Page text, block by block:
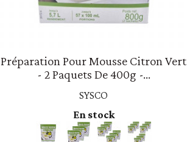
Préparation Pour Mousse Citron Vert
- 2 Paquets De 400g -...
SYSCO
En stock